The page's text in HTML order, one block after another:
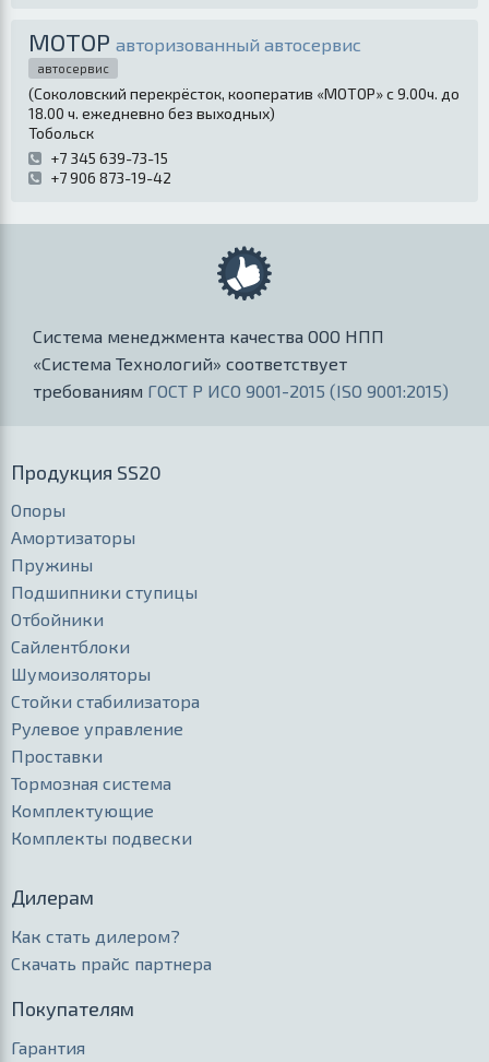
МОТОР авторизованный автосервис
автосервис
(Соколовский перекрёсток, кооператив «МОТОР» с 9.00ч. до
18.00 ч. ежедневно без выходных)
Тобольск
+7 345 639-73-15
+7 906 873-19-42
Система менеджмента качества ООО НПП
«Система Технологий» соответствует
требованиям ГОСТ Р ИСО 9001-2015 (ISO 9001:2015)
Продукция SS20
Опоры
Амортизаторы
Пружины
Подшипники ступицы
Отбойники
Сайлентблоки
Шумоизоляторы
Стойки стабилизатора
Рулевое управление
Проставки
Тормозная система
Комплектующие
Комплекты подвески
Дилерам
Как стать дилером?
Скачать прайс партнера
Покупателям
Гарантия